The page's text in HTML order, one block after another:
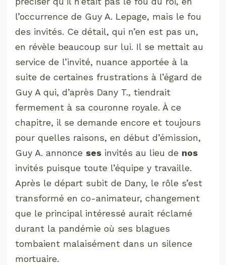
l’occurrence de Guy A. Lepage, mais le fou
des invités. Ce détail, qui n’en est pas un,
en révèle beaucoup sur lui. Il se mettait au
service de l’invité, nuance apportée à la
suite de certaines frustrations à l’égard de
Guy A qui, d’après Dany T., tiendrait
fermement à sa couronne royale. À ce
chapitre, il se demande encore et toujours
pour quelles raisons, en début d’émission,
Guy A. annonce ses invités au lieu de nos
invités puisque toute l’équipe y travaille.
Après le départ subit de Dany, le rôle s’est
transformé en co-animateur, changement
que le principal intéressé aurait réclamé
durant la pandémie où ses blagues
tombaient malaisément dans un silence
mortuaire.